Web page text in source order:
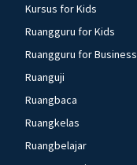
Kursus for Kids
Ruangguru for Kids
Ruangguru for Business
Ruanguji
Ruangbaca
Ruangkelas
Ruangbelajar